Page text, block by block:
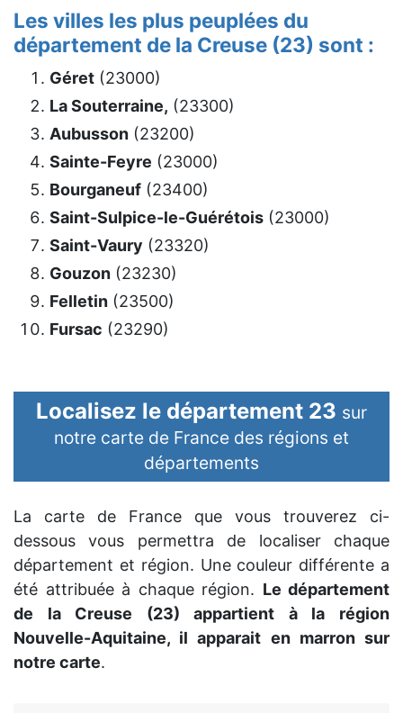
Les villes les plus peuplées du
département de la Creuse (23) sont :
Géret (23000)
La Souterraine, (23300)
Aubusson (23200)
Sainte-Feyre (23000)
Bourganeuf (23400)
Saint-Sulpice-le-Guérétois (23000)
Saint-Vaury (23320)
Gouzon (23230)
Felletin (23500)
Fursac (23290)
Localisez le département 23 sur
notre carte de France des régions et
départements
La carte de France que vous trouverez ci-
dessous vous permettra de localiser chaque
département et région. Une couleur différente a
été attribuée à chaque région. Le département
de la Creuse (23) appartient à la région
Nouvelle-Aquitaine, il apparait en marron sur
notre carte.